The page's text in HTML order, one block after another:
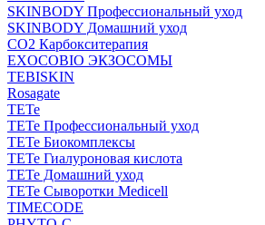
SKINBODY Профессиональный уход
SKINBODY Домашний уход
CO2 Карбокситерапия
EXOCOBIO ЭКЗОСОМЫ
TEBISKIN
Rosagate
TETe
TETe Профессиональный уход
TETe Биокомплексы
TETe Гиалуроновая кислота
TETe Домашний уход
TETe Сыворотки Medicell
TIMECODE